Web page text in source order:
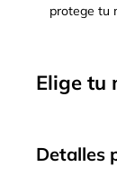
protege tu
Elige tu
Detalles